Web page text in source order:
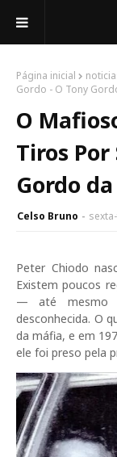
Página inicial
Gordo - O Tony
O
Tiros Por
Gordo
Celso Bruno
Peter Chiodo
Existem poucos
— até mesmo
desconhecida. O
da máfia, e em
ele foi preso pela